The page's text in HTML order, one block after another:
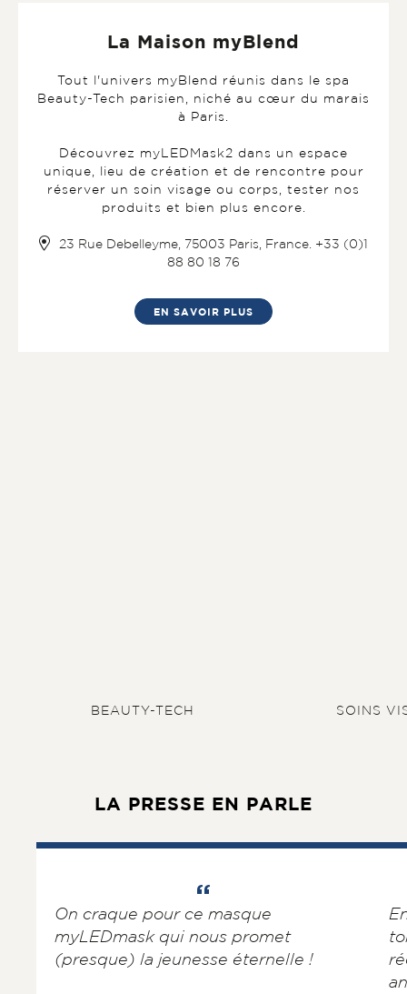
La Maison myBlend
Tout l'univers myBlend réunis dans le spa
Beauty-Tech parisien, niché au cœur du marais
à Paris.
Découvrez myLEDMask2 dans un espace
unique, lieu de création et de rencontre pour
réserver un soin visage ou corps, tester nos
produits et bien plus encore.
23 Rue Debelleyme, 75003 Paris, France. +33 (0)1
88 80 18 76
EN SAVOIR PLUS
BEAUTY-TECH SOINS
LA PRESSE EN PARLE
On craque pour ce masque
myLEDmask qui nous promet
(presque) la jeunesse éternelle !